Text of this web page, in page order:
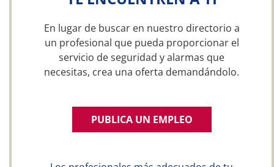
En lugar de buscar en nuestro directorio a
un profesional que pueda proporcionar el
servicio de seguridad y alarmas que
necesitas, crea una oferta demandándolo.
PUBLICA UN EMPLEO